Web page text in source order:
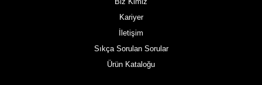
Kariyer
İletişim
Sıkça Sorulan Sorular
Ürün Kataloğu